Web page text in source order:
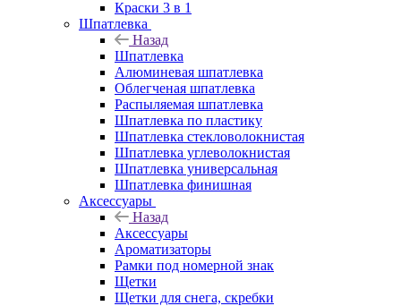
Краски 3 в 1
Шпатлевка
Назад
Шпатлевка
Алюминевая шпатлевка
Облегченая шпатлевка
Распыляемая шпатлевка
Шпатлевка по пластику
Шпатлевка стекловолокнистая
Шпатлевка углеволокнистая
Шпатлевка универсальная
Шпатлевка финишная
Аксессуары
Назад
Аксессуары
Ароматизаторы
Рамки под номерной знак
Щетки
Щетки для снега, скребки